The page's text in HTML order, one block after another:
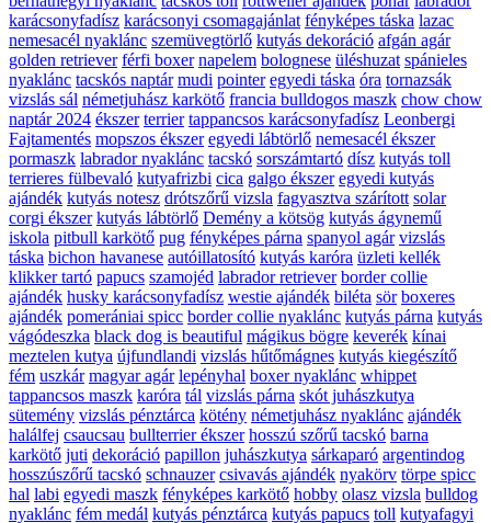
karácsonyfadísz karácsonyi csomagajánlat fényképes táska lazac
nemesacél nyaklánc szemüvegtörlő kutyás dekoráció afgán agár
golden retriever férfi boxer napelem bolognese üléshuzat spánieles
nyaklánc tacskós naptár mudi pointer egyedi táska óra tornazsák
vizslás sál németjuhász karkötő francia bulldogos maszk chow chow
naptár 2024 ékszer terrier tappancsos karácsonyfadísz Leonbergi
Fajtamentés mopszos ékszer egyedi lábtörlő nemesacél ékszer
pormaszk labrador nyaklánc tacskó sorszámtartó dísz kutyás toll
terrieres fülbevaló kutyafrizbi cica galgo ékszer egyedi kutyás
ajándék kutyás notesz drótszőrű vizsla fagyasztva szárított solar
corgi ékszer kutyás lábtörlő Demény a kötsög kutyás ágynemű
iskola pitbull karkötő pug fényképes párna spanyol agár vizslás
táska bichon havanese autóillatosító kutyás karóra üzleti kellék
klikker tartó papucs szamojéd labrador retriever border collie
ajándék husky karácsonyfadísz westie ajándék biléta sör boxeres
ajándék pomerániai spicc border collie nyaklánc kutyás párna kutyás
vágódeszka black dog is beautiful mágikus bögre keverék kínai
meztelen kutya újfundlandi vizslás hűtőmágnes kutyás kiegészítő
fém uszkár magyar agár lepényhal boxer nyaklánc whippet
tappancsos maszk karóra tál vizslás párna skót juhászkutya
sütemény vizslás pénztárca kötény németjuhász nyaklánc ajándék
halálfej csaucsau bullterrier ékszer hosszú szőrű tacskó barna
karkötő juti dekoráció papillon juhászkutya sárkaparó argentindog
hosszúszőrű tacskó schnauzer csivavás ajándék nyakörv törpe spicc
hal labi egyedi maszk fényképes karkötő hobby olasz vizsla bulldog
nyaklánc fém medál kutyás pénztárca kutyás papucs toll kutyafagyi